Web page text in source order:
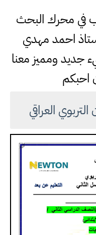
في محرك البحث
احمد مهدي
ومميز معنا
احبكم
العراقي